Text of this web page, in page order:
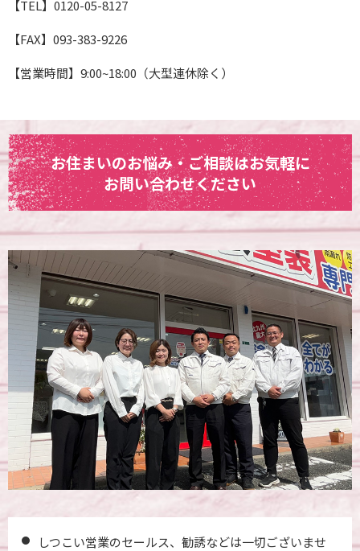
【TEL】0120-05-8127
【FAX】093-383-9226
【営業時間】9:00~18:00（大型連休除く）
お住まいのお悩み・ご相談はお気軽に
お問い合わせください
しつこい営業のセールス、勧誘などは一切ございませ